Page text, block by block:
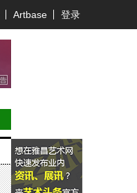
Artbase 登录